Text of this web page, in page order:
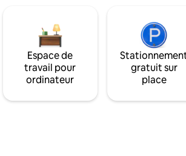
Espace de
travail pour
ordinateur
gratuit sur
place